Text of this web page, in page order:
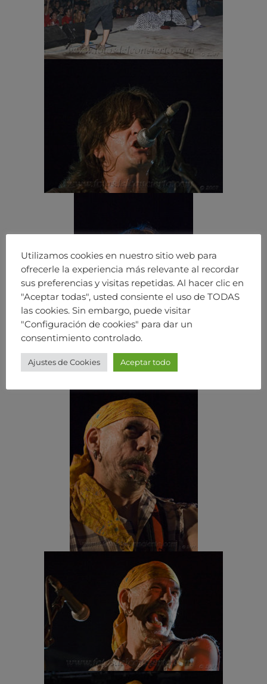
Utilizamos cookies en nuestro sitio web para
ofrecerle la experiencia más relevante al recordar
sus preferencias y visitas repetidas. Al hacer clic en
"Aceptar todas", usted consiente el uso de TODAS
las cookies. Sin embargo, puede visitar
"Configuración de cookies" para dar un
consentimiento controlado.
Ajustes de Cookies Aceptar todo